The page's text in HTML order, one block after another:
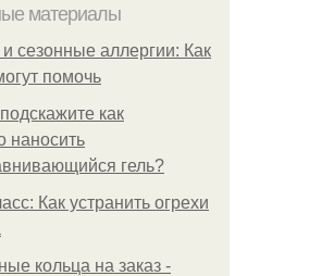
материалы
сезонные аллергии: Как
помочь
как
наносить
гель?
Как устранить огрехи
кольца на заказ -